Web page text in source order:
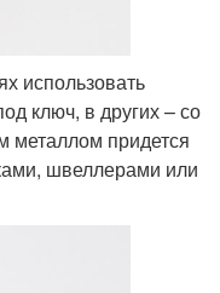
использовать
ключ, в других – со
металлом придется
швеллерами или